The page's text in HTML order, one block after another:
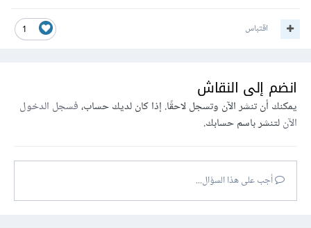
1 اقتباس
انضم إلى النقاش
يمكنك أن تنشر الآن وتسجل لاحقًا. إذا كان لديك حساب،فسجل الدخول
الآنلتنشر باسم حسابك.
أجب على هذا السؤال...